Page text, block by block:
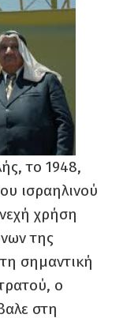
το 1948,
ισραηλινού
χρήση
της
σημαντική
ο
στη